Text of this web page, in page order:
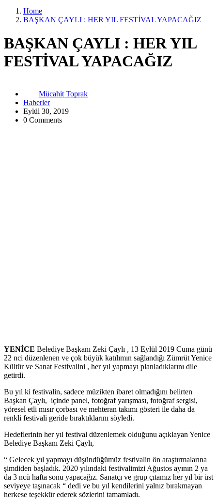
Home
BAŞKAN ÇAYLI : HER YIL FESTİVAL YAPACAĞIZ
BAŞKAN ÇAYLI : HER YIL
FESTİVAL YAPACAĞIZ
Mücahit Toprak
Haberler
Eylül 30, 2019
0 Comments
YENİCE Belediye Başkanı Zeki Çaylı , 13 Eylül 2019 Cuma günü
22 nci düzenlenen ve çok büyük katılımın sağlandığı Zümrüt Yenice
Kültür ve Sanat Festivalini , her yıl yapmayı planladıklarını dile
getirdi.
Bu yıl ki festivalin, sadece müzikten ibaret olmadığını belirten
Başkan Çaylı, içinde panel, fotoğraf yarışması, fotoğraf sergisi,
yöresel etli mısır çorbası ve mehteran takımı gösteri ile daha da
renkli festivali geride bıraktıklarını söyledi.
Hedeflerinin her yıl festival düzenlemek olduğunu açıklayan Yenice
Belediye Başkanı Zeki Çaylı,
“ Gelecek yıl yapmayı düşündüğümüz festivalin ön araştırmalarına
şimdiden başladık. 2020 yılındaki festivalimizi Ağustos ayının 2 ya
da 3 ncü hafta sonu yapacağız. Sanatçı ve grup çıtamız her yıl bir üst
seviyeye taşınacak “ dedi ve bu yıl kendilerini yalnız bırakmayan
herkese teşekkür ederek sözlerini tamamladı.